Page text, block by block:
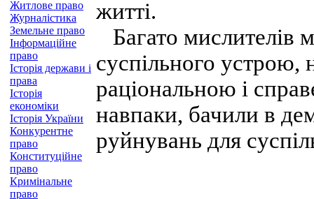
Житлове право
Журналістика
Земельне право
Інформаційне
право
Історія держави і
права
Історія
економіки
Історія України
Конкурентне
право
Конституційне
право
Кримінальне
право
житті.
Багато мислителів
суспільного устрою,
раціональною і
навпаки, бачили в
руйнувань для